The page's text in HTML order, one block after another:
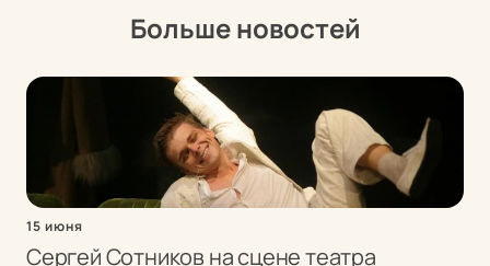
Больше новостей
15 июня
Сергей Сотников на сцене театра